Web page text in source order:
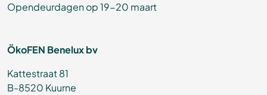
Opendeurdagen op 19-20 maart
ÖkoFEN Benelux bv
Kattestraat 81
B-8520 Kuurne